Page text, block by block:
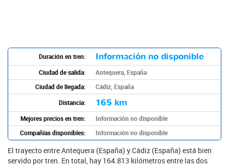
Duración en tren: Información no disponible
Ciudad de salida:
Antequera, España
Ciudad de llegada:
Cádiz, España
Distancia:
165 km
Mejores precios en tren:
Información no disponible
Compañías disponibles:
Información no disponible
El trayecto entre Antequera (España) y Cádiz (España) está bien
servido por tren. En total, hay 164.813 kilómetros entre las dos